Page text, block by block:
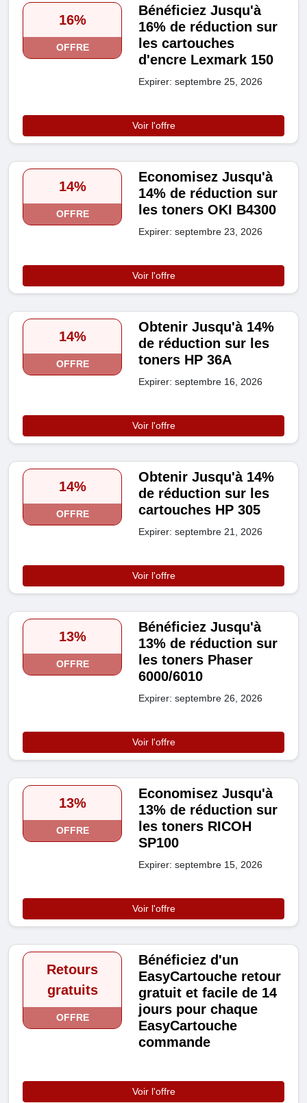
16%
OFFRE
Bénéficiez Jusqu'à
16% de réduction sur
les cartouches
d'encre Lexmark 150
Expirer: septembre 25, 2026
Voir l'offre
14%
OFFRE
Economisez Jusqu'à
14% de réduction sur
les toners OKI B4300
Expirer: septembre 23, 2026
Voir l'offre
14%
OFFRE
Obtenir Jusqu'à 14%
de réduction sur les
toners HP 36A
Expirer: septembre 16, 2026
Voir l'offre
14%
OFFRE
Obtenir Jusqu'à 14%
de réduction sur les
cartouches HP 305
Expirer: septembre 21, 2026
Voir l'offre
13%
OFFRE
Bénéficiez Jusqu'à
13% de réduction sur
les toners Phaser
6000/6010
Expirer: septembre 26, 2026
Voir l'offre
13%
OFFRE
Economisez Jusqu'à
13% de réduction sur
les toners RICOH
SP100
Expirer: septembre 15, 2026
Voir l'offre
Retours
gratuits
OFFRE
Bénéficiez d'un
EasyCartouche retour
gratuit et facile de 14
jours pour chaque
EasyCartouche
commande
Voir l'offre